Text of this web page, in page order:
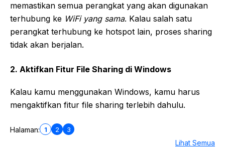
memastikan semua perangkat yang akan digunakan
terhubung ke WiFi yang sama. Kalau salah satu
perangkat terhubung ke hotspot lain, proses sharing
tidak akan berjalan.
2. Aktifkan Fitur File Sharing di Windows
Kalau kamu menggunakan Windows, kamu harus
mengaktifkan fitur file sharing terlebih dahulu.
Halaman: 1 2 3
Lihat Semua